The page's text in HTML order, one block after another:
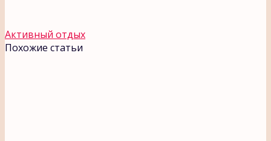
Активный отдых
Похожие статьи